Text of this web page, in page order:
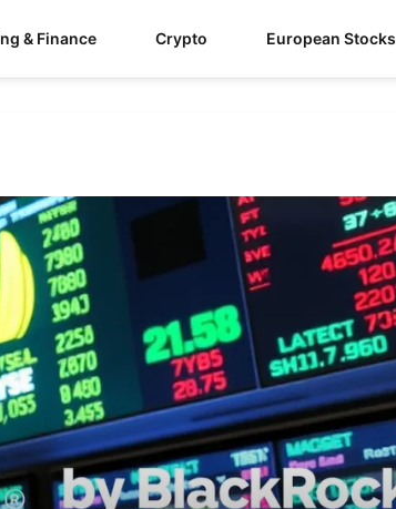
& Finance Crypto European Stocks